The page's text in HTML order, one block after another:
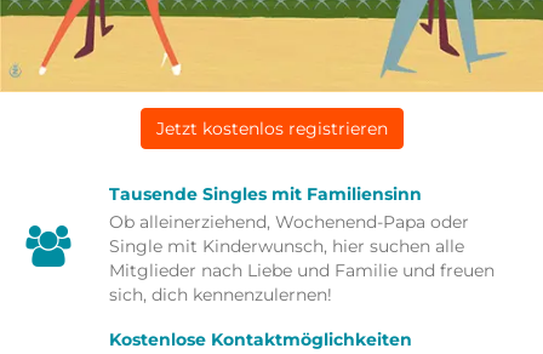
Jetzt kostenlos registrieren
Tausende Singles mit Familiensinn
Ob alleinerziehend, Wochenend-Papa oder
Single mit Kinderwunsch, hier suchen alle
Mitglieder nach Liebe und Familie und freuen
sich, dich kennenzulernen!
Kostenlose Kontaktmöglichkeiten